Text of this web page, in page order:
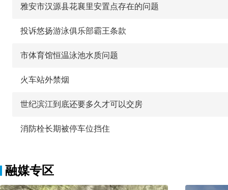
雅安市汉源县花襄里安置点存在的问题
投诉悠扬游泳俱乐部霸王条款
市体育馆恒温泳池水质问题
火车站外禁烟
世纪滨江到底还要多久才可以交房
消防栓长期被停车位挡住
融媒专区